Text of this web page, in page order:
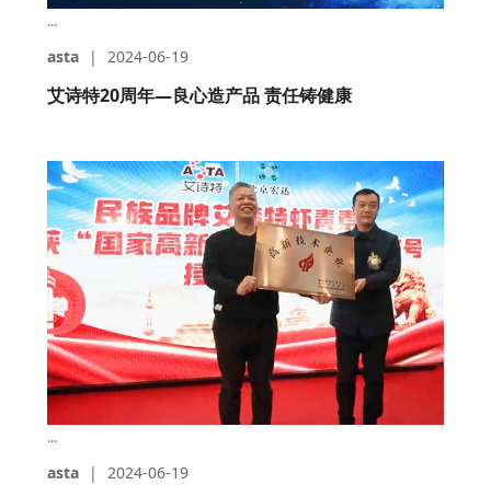
...
asta | 2024-06-19
艾诗特20周年—良心造产品 责任铸健康
...
asta | 2024-06-19